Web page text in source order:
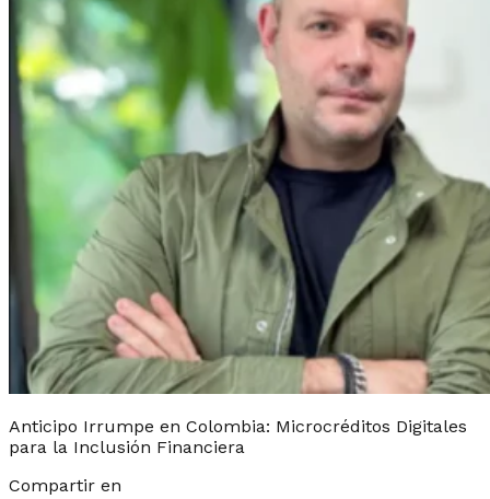
Anticipo Irrumpe en Colombia: Microcréditos Digitales
para la Inclusión Financiera
Compartir en